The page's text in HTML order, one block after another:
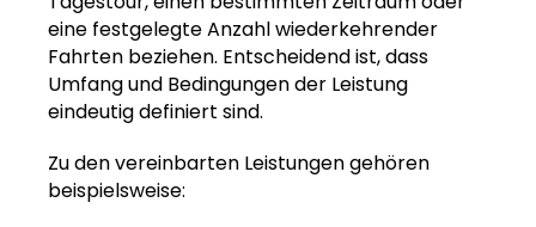
eine festgelegte Anzahl wiederkehrender
Fahrten beziehen. Entscheidend ist, dass
Umfang und Bedingungen der Leistung
eindeutig definiert sind.
Zu den vereinbarten Leistungen gehören
beispielsweise: